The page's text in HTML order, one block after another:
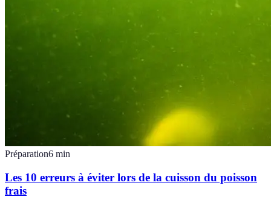
Préparation6 min
Les 10 erreurs à éviter lors de la cuisson du poisson
frais